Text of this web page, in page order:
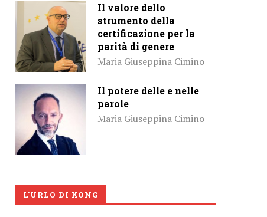
Il valore dello
strumento della
certificazione per la
parità di genere
Maria Giuseppina Cimino
Il potere delle e nelle
parole
Maria Giuseppina Cimino
L'URLO DI KONG